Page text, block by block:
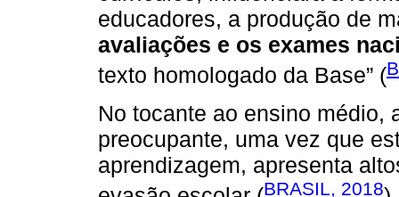
educadores, a produção de
avaliações e os exames
texto homologado da Base” (
No tocante ao ensino médio,
preocupante, uma vez que
aprendizagem, apresenta
BRASIL, 2018